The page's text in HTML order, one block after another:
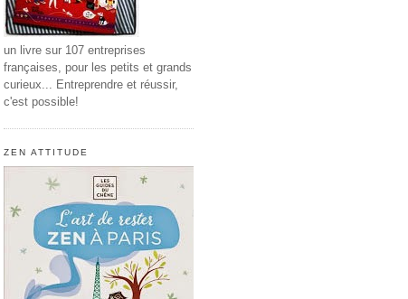
un livre sur 107 entreprises
françaises, pour les petits et grands
curieux... Entreprendre et réussir,
c'est possible!
ZEN ATTITUDE